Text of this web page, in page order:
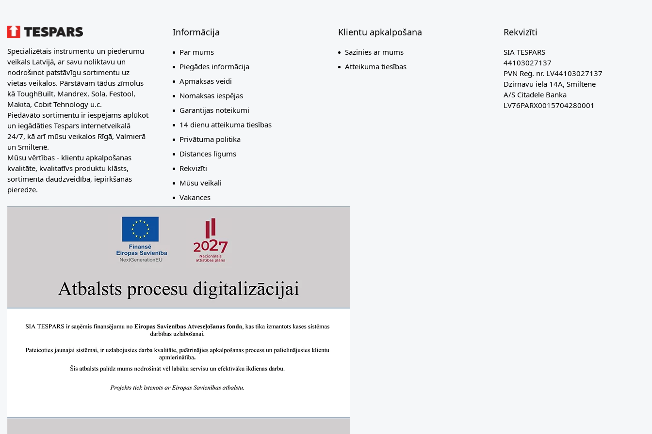
Specializētais instrumentu un piederumu
veikals Latvijā, ar savu noliktavu un
nodrošinot patstāvīgu sortimentu uz
vietas veikalos. Pārstāvam tādus zīmolus
kā ToughBuilt, Mandrex, Sola, Festool,
Makita, Cobit Tehnology u.c.
Piedāvāto sortimentu ir iespējams aplūkot
un iegādāties Tespars internetveikalā
24/7, kā arī mūsu veikalos Rīgā, Valmierā
un Smiltenē.
Mūsu vērtības - klientu apkalpošanas
kvalitāte, kvalitatīvs produktu klāsts,
sortimenta daudzveidība, iepirkšanās
pieredze.
Informācija
Par mums
Piegādes informācija
Apmaksas veidi
Nomaksas iespējas
Garantijas noteikumi
14 dienu atteikuma tiesības
Privātuma politika
Distances līgums
Rekvizīti
Mūsu veikali
Vakances
Klientu apkalpošana
Sazinies ar mums
Atteikuma tiesības
Rekvizīti
SIA TESPARS
44103027137
PVN Reģ. nr. LV44103027137
Dzirnavu iela 14A, Smiltene
A/S Citadele Banka
LV76PARX0015704280001